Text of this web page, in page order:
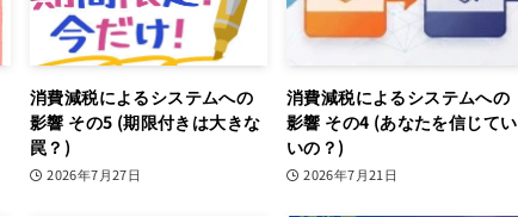
消費減税によるシステムへの
影響 その5 (期限付きは大きな
罠？)
2026年7月27日
消費減税によるシステムへの
影響 その4 (あなたを信じてい
いの？)
2026年7月21日